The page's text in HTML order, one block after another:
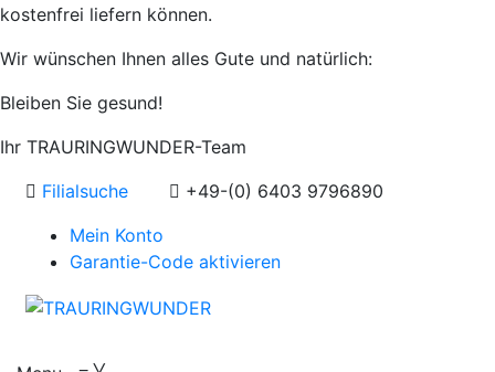
kostenfrei liefern können.
Wir wünschen Ihnen alles Gute und natürlich:
Bleiben Sie gesund!
Ihr TRAURINGWUNDER-Team
Filialsuche
+49-(0) 6403 9796890
Mein Konto
Garantie-Code aktivieren